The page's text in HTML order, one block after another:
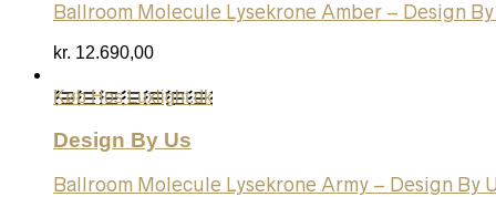
Ballroom Molecule Lysekrone Amber – Design By
kr. 12.690,00
Køb Hos Luxlight.dk
Design By Us
Ballroom Molecule Lysekrone Army – Design By